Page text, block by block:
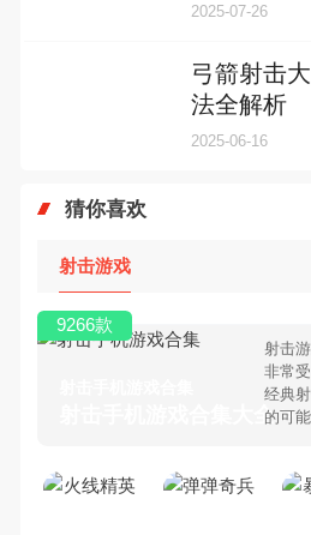
2025-07-26
弓箭射击
法全解析
2025-06-16
猜你喜欢
射击游戏
射击手机游戏合集大全 >
射击
非常
经典
的可
击手
9266款